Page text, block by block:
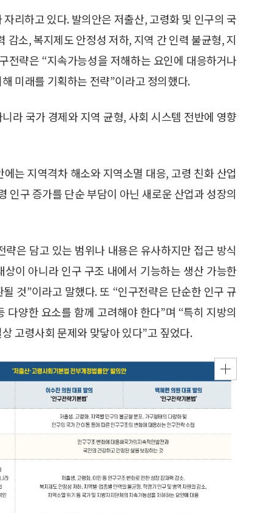
리하고 있다. 발의안은 저출산, 고령화 및 인구의 국
소, 복지제도 안정성 저하, 지역 간 인력 불균형, 지
전략은 “지속가능성을 저해하는 요인에 대응하거나
미래를 기획하는 전략”이라고 정의했다.
라 국가 경제와 지역 균형, 사회 시스템 전반에 영향
는 지역격차 해소와 지역소멸 대응, 고령 친화 산업
인구 증가를 단순 부담이 아닌 새로운 산업과 성장의
은 담고 있는 범위나 내용은 유사하지만 접근 방식
이 아니라 인구 구조 내에서 기능하는 생산 가능한
것”이라고 말했다. 또 “인구전략은 단순한 인구 규
양한 요소를 함께 고려해야 한다”며 “특히 지방의
고령사회 문제와 맞닿아 있다”고 짚었다.